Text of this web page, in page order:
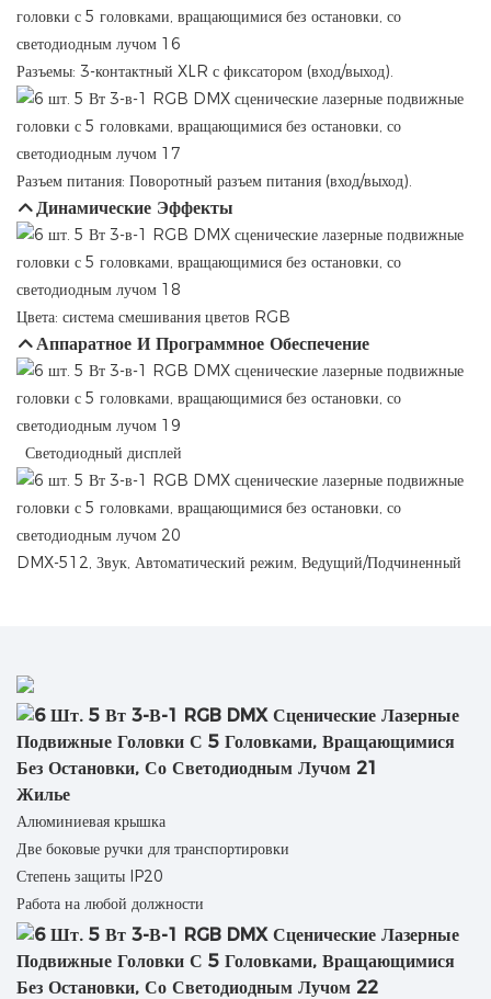
Разъемы: 3-контактный XLR с фиксатором (вход/выход).
Разъем питания: Поворотный разъем питания (вход/выход).
Динамические Эффекты
Цвета: система смешивания цветов RGB
Аппаратное И Программное Обеспечение
Светодиодный дисплей
DMX-512, Звук, Автоматический режим, Ведущий/Подчиненный
Жилье
Алюминиевая крышка
Две боковые ручки для транспортировки
Степень защиты IP20
Работа на любой должности